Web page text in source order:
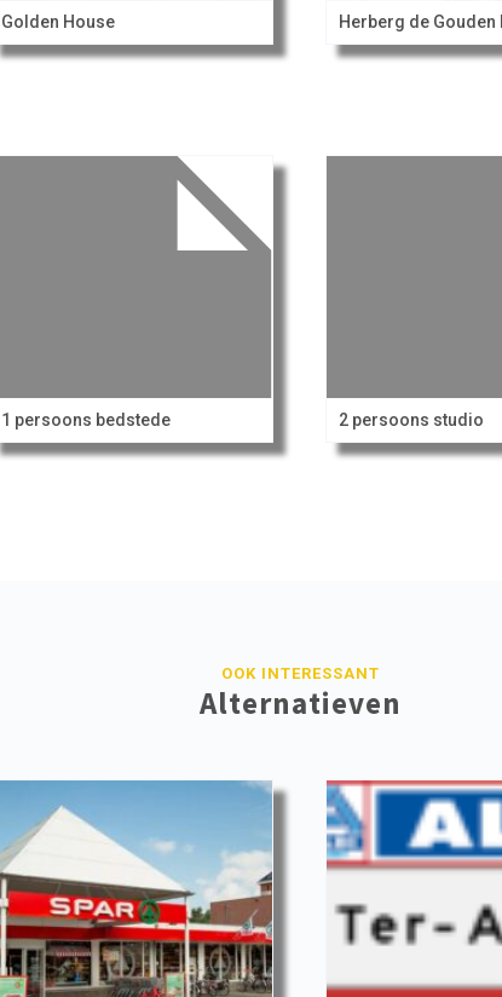
Golden House Herberg de Gouden
1 persoons bedstede 2 persoons studio
OOK INTERESSANT
Alternatieven